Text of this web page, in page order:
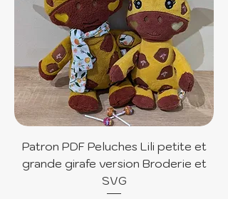
Patron PDF Peluches Lili petite et
grande girafe version Broderie et
SVG